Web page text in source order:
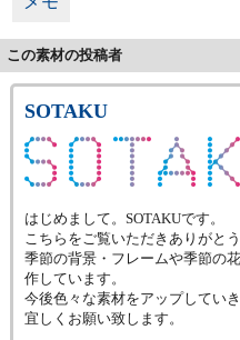
この素材の投稿者
SOTAKU
はじめまして。SOTAKUです。
こちらをご覧いただきありがと
季節の背景・フレームや季節の
作しています。
今後色々な素材をアップしてい
宜しくお願い致します。